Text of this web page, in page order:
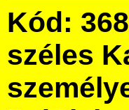
Kód:
széles